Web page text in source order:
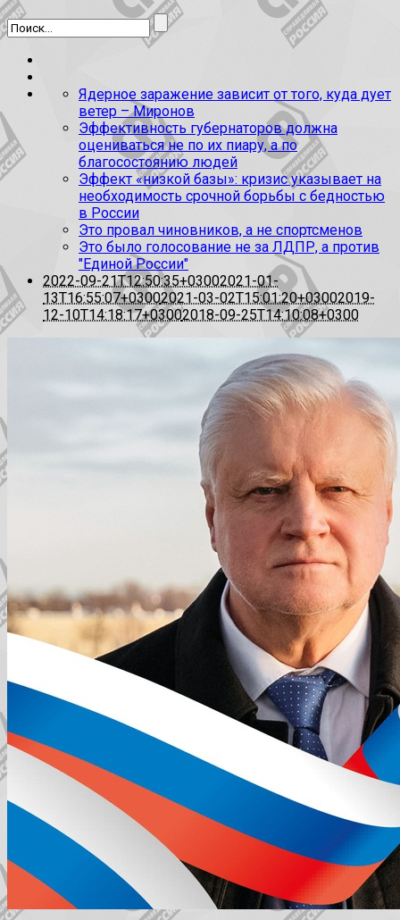
Ядерное заражение зависит от того, куда дует
ветер – Миронов
Эффективность губернаторов должна
оцениваться не по их пиару, а по
благосостоянию людей
Эффект «низкой базы»: кризис указывает на
необходимость срочной борьбы с бедностью
в России
Это провал чиновников, а не спортсменов
Это было голосование не за ЛДПР, а против
"Единой России"
2022-09-21T12:50:35+03002021-01-
13T16:55:07+03002021-03-02T15:01:20+03002019-
12-10T14:18:17+03002018-09-25T14:10:08+0300